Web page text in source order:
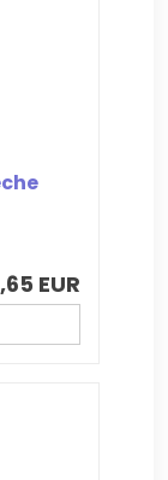
EUR